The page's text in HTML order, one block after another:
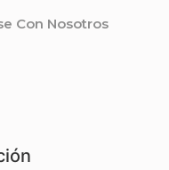
Con Nosotros